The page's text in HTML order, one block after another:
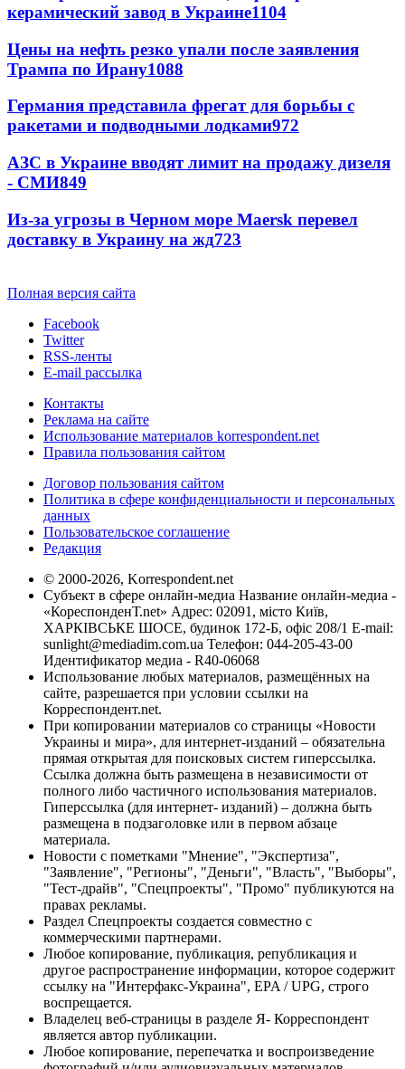
керамический завод в Украине1104
Цены на нефть резко упали после заявления
Трампа по Ирану1088
Германия представила фрегат для борьбы с
ракетами и подводными лодками972
АЗС в Украине вводят лимит на продажу дизеля
- СМИ849
Из-за угрозы в Черном море Maersk перевел
доставку в Украину на жд723
Полная версия сайта
Facebook
Twitter
RSS-ленты
E-mail рассылка
Контакты
Реклама на сайте
Использование материалов korrespondent.net
Правила пользования сайтом
Договор пользования сайтом
Политика в сфере конфиденциальности и персональных
данных
Пользовательское соглашение
Редакция
© 2000-2026, Korrespondent.net
Субъект в сфере онлайн-медиа Название онлайн-медиа -
«КореспонденТ.net» Адрес: 02091, місто Київ,
ХАРКІВСЬКЕ ШОСЕ, будинок 172-Б, офіс 208/1 E-mail:
sunlight@mediadim.com.ua Телефон: 044-205-43-00
Идентификатор медиа - R40-06068
Использование любых материалов, размещённых на
сайте, разрешается при условии ссылки на
Корреспондент.net.
При копировании материалов со страницы «Новости
Украины и мира», для интернет-изданий – обязательна
прямая открытая для поисковых систем гиперссылка.
Ссылка должна быть размещена в независимости от
полного либо частичного использования материалов.
Гиперссылка (для интернет- изданий) – должна быть
размещена в подзаголовке или в первом абзаце
материала.
Новости с пометками "Мнение", "Экспертиза",
"Заявление", "Регионы", "Деньги", "Власть", "Выборы",
"Тест-драйв", "Спецпроекты", "Промо" публикуются на
правах рекламы.
Раздел Спецпроекты создается совместно с
коммерческими партнерами.
Любое копирование, публикация, републикация и
другое распространение информации, которое содержит
ссылку на "Интерфакс-Украина", EPA / UPG, строго
воспрещается.
Владелец веб-страницы в разделе Я- Корреспондент
является автор публикации.
Любое копирование, перепечатка и воспроизведение